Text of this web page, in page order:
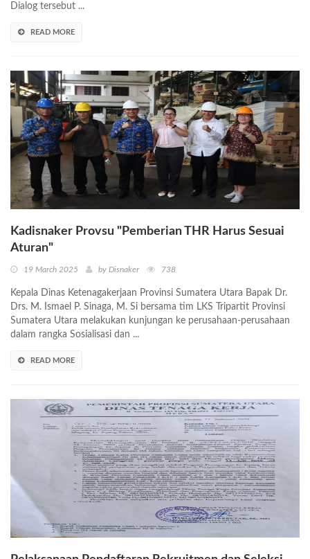
Dialog tersebut ...
READ MORE
Kadisnaker Provsu "Pemberian THR Harus Sesuai
Aturan"
19 March 2025 by Disnaker 738
Kepala Dinas Ketenagakerjaan Provinsi Sumatera Utara Bapak Dr.
Drs. M. Ismael P. Sinaga, M. Si bersama tim LKS Tripartit Provinsi
Sumatera Utara melakukan kunjungan ke perusahaan-perusahaan
dalam rangka Sosialisasi dan ...
READ MORE